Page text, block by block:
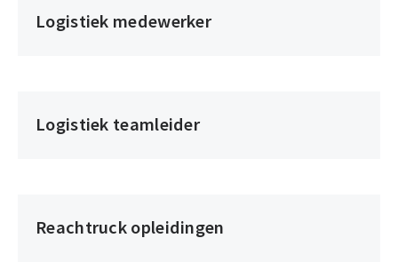
Logistiek medewerker
Logistiek
Logistiek teamleider
Logistiek
Reachtruck opleidingen
Reachtruck